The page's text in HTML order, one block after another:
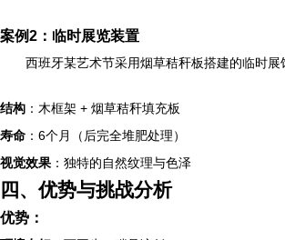
案例2：临时展览装置
西班牙某艺术节采用烟草秸秆板搭建的临时展
结构 ：木框架 + 烟草秸秆填充板
寿命 ：6个月（后完全堆肥处理）
视觉效果 ：独特的自然纹理与色泽
四、优势与挑战分析
优势：